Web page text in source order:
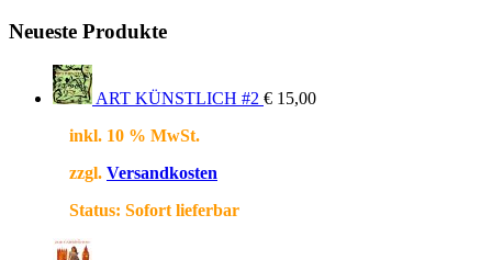
Neueste Produkte
ART KÜNSTLICH #2 € 15,00
inkl. 10 % MwSt.
zzgl. Versandkosten
Status: Sofort lieferbar